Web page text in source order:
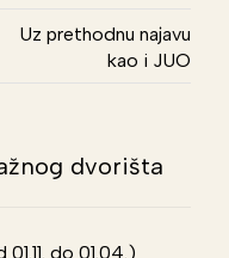
Uz prethodnu najavu
kao i JUO
dvorišta
do 01.04.)